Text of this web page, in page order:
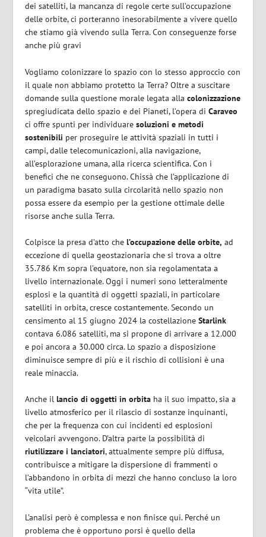
dei satelliti, la mancanza di regole certe sull’occupazione
delle orbite, ci porteranno inesorabilmente a vivere quello
che stiamo già vivendo sulla Terra. Con conseguenze forse
anche più gravi
Vogliamo colonizzare lo spazio con lo stesso approccio con
il quale non abbiamo protetto la Terra? Oltre a suscitare
domande sulla questione morale legata allacolonizzazione
spregiudicata dello spazio e dei Pianeti, l’opera diCaraveo
ci offre spunti per individuaresoluzioni e metodi
sostenibili per proseguire le attività spaziali in tutti i
campi, dalle telecomunicazioni, alla navigazione,
all’esplorazione umana, alla ricerca scientifica. Con i
benefici che ne conseguono. Chissà che l’applicazione di
un paradigma basato sulla circolarità nello spazio non
possa essere da esempio per la gestione ottimale delle
risorse anche sulla Terra.
Colpisce la presa d’atto chel’occupazione delle orbite, ad
eccezione di quella geostazionaria che si trova a oltre
35.786 Km sopra l’equatore, non sia regolamentata a
livello internazionale. Oggi i numeri sono letteralmente
esplosi e la quantità di oggetti spaziali, in particolare
satelliti in orbita, cresce costantemente. Secondo un
censimento al 15 giugno 2024 la costellazioneStarlink
contava 6.086 satelliti, ma si propone di arrivare a 12.000
e poi ancora a 30.000 circa. Lo spazio a disposizione
diminuisce sempre di più e il rischio di collisioni è una
reale minaccia.
Anche illancio di oggetti in orbita ha il suo impatto, sia a
livello atmosferico per il rilascio di sostanze inquinanti,
che per la frequenza con cui incidenti ed esplosioni
veicolari avvengono. D’altra parte la possibilità di
riutilizzare i lanciatori, attualmente sempre più diffusa,
contribuisce a mitigare la dispersione di frammenti o
l’abbandono in orbita di mezzi che hanno concluso la loro
“vita utile”.
L’analisi però è complessa e non finisce qui. Perché un
problema che è opportuno porsi è quello della